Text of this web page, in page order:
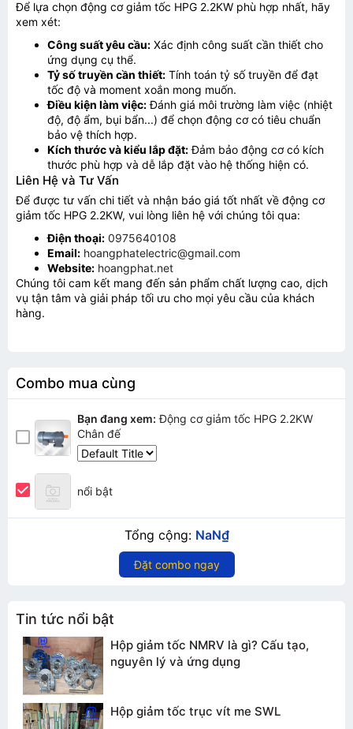
Gửi thông tin
Để lựa chọn động cơ giảm tốc HPG 2.2KW phù hợp nhất, hãy
xem xét:
Công suất yêu cầu: Xác định công suất cần thiết cho
ứng dụng cụ thể.
Tỷ số truyền cần thiết: Tính toán tỷ số truyền để đạt
tốc độ và moment xoắn mong muốn.
Điều kiện làm việc:Đánh giá môi trường làm việc (nhiệt
độ, độ ẩm, bụi bẩn...) để chọn động cơ có tiêu chuẩn
bảo vệ thích hợp.
Kích thước và kiểu lắp đặt:Đảm bảo động cơ có kích
thước phù hợp và dễ lắp đặt vào hệ thống hiện có.
Liên Hệ và Tư Vấn
Để được tư vấn chi tiết và nhận báo giá tốt nhất về động cơ
giảm tốc HPG 2.2KW, vui lòng liên hệ với chúng tôi qua:
Điện thoại: 0975640108
Email: hoangphatelectric@gmail.com
Website: hoangphat.net
Chúng tôi cam kết mang đến sản phẩm chất lượng cao, dịch
vụ tận tâm và giải pháp tối ưu cho mọi yêu cầu của khách
hàng.
Combo mua cùng
Bạn đang xem: Động cơ giảm tốc HPG 2.2KW
Chân đế
nổi bật
Tổng cộng: NaN₫
Đặt combo ngay
Tin tức nổi bật
Hộp giảm tốc NMRV là gì? Cấu tạo,
nguyên lý và ứng dụng
Hộp giảm tốc trục vít me SWL